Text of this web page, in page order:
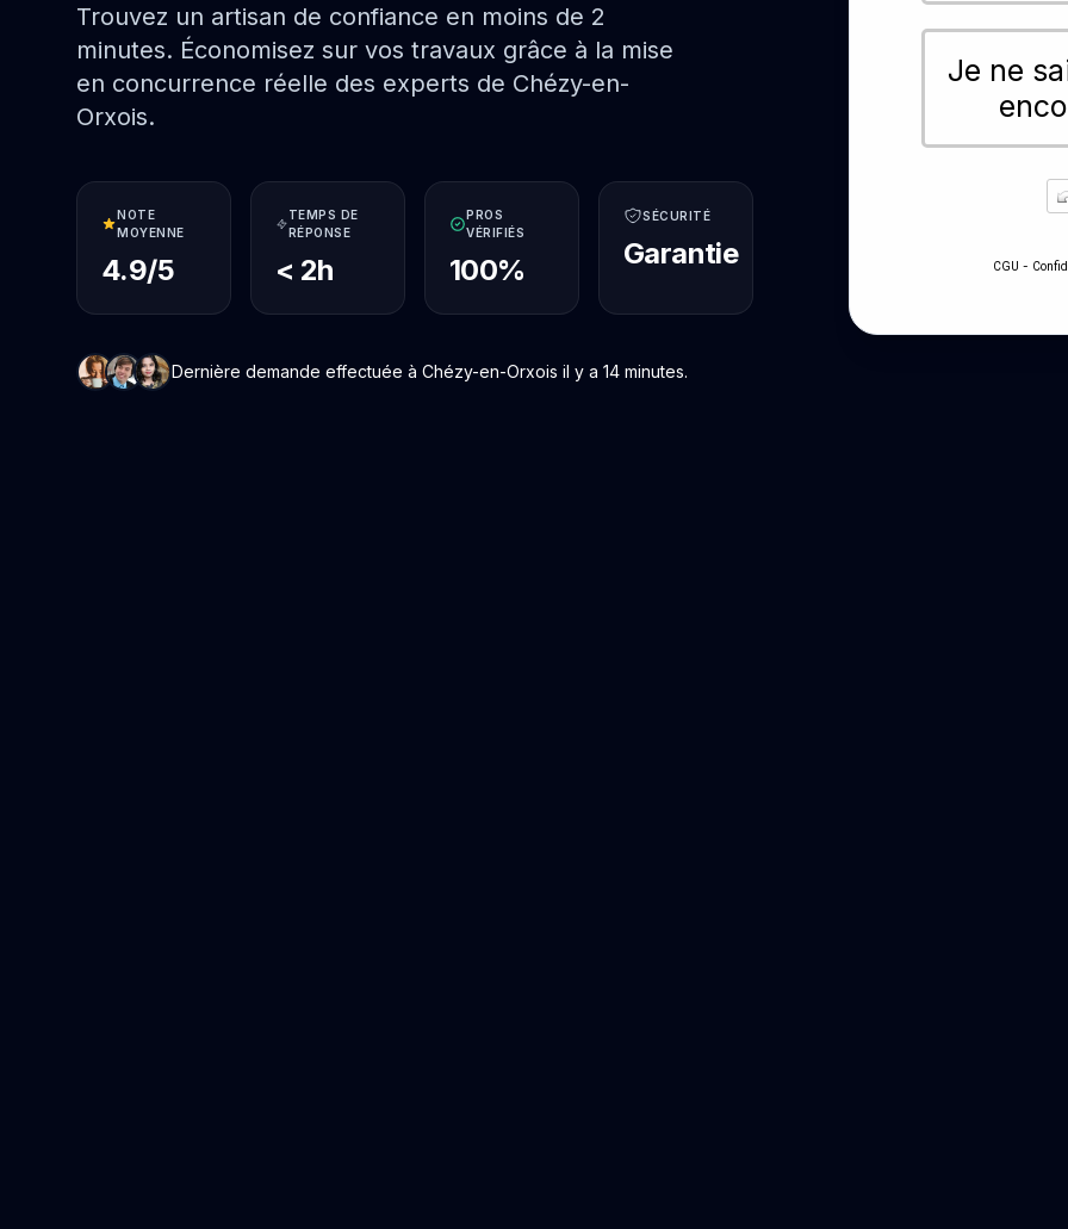
Trouvez un artisan de confiance en moins de 2
minutes. Économisez sur vos travaux grâce à la mise
en concurrence réelle des experts de Chézy-en-
Orxois.
NOTE
MOYENNE
4.9/5
TEMPS DE
RÉPONSE
< 2h
PROS
VÉRIFIÉS
100%
SÉCURITÉ
Garantie
Dernière demande effectuée à Chézy-en-Orxois il y a 14 minutes.
Je ne
CGU -